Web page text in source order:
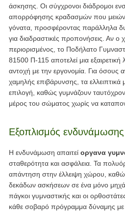
άσκησης. Οι σύγχρονοι διάδρομοι
απορρόφησης κραδασμών που
γόνατα, προσφέροντας παράλληλα
για διαδραστικές προπονήσεις. Αν ο
περιορισμένος, το Ποδήλατο
81500 Π-115 αποτελεί μια
αντοχή με την εργονομία. Για
χαμηλής επιβάρυνσης, τα ελλειπτικά
επιλογή, καθώς γυμνάζουν
μέρος του σώματος χωρίς να
Εξοπλισμός
Η ενδυνάμωση απαιτεί οργανα
σταθερότητα και ασφάλεια. Τα
απάντηση στην έλλειψη χώρου,
δεκάδων ασκήσεων σε ένα μόνο
πάγκοι γυμναστικής και οι
κάθε σοβαρό πρόγραμμα δύναμης